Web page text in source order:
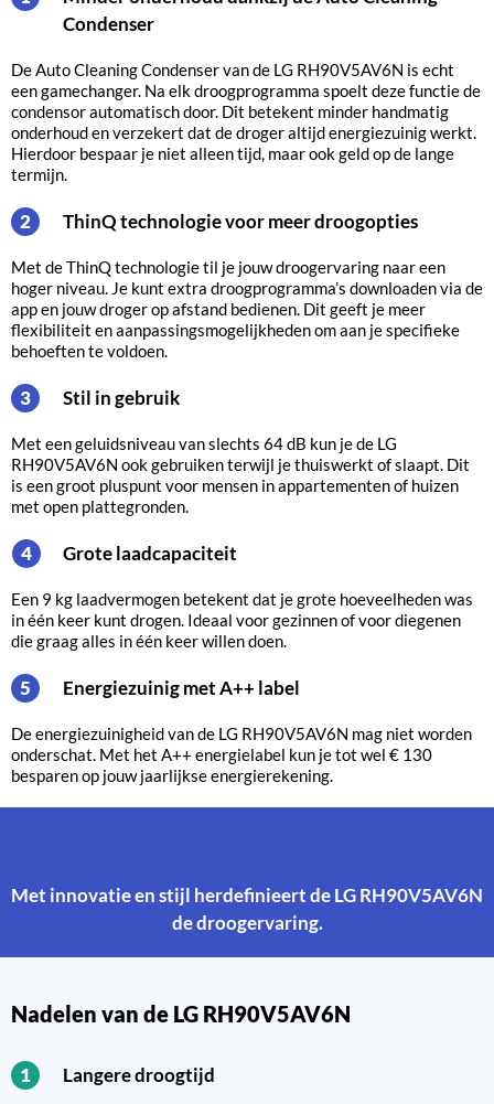
Condenser
De Auto Cleaning Condenser van de LG RH90V5AV6N is echt
een gamechanger. Na elk droogprogramma spoelt deze functie de
condensor automatisch door. Dit betekent minder handmatig
onderhoud en verzekert dat de droger altijd energiezuinig werkt.
Hierdoor bespaar je niet alleen tijd, maar ook geld op de lange
termijn.
2 ThinQ technologie voor meer droogopties
Met de ThinQ technologie til je jouw droogervaring naar een
hoger niveau. Je kunt extra droogprogramma’s downloaden via de
app en jouw droger op afstand bedienen. Dit geeft je meer
flexibiliteit en aanpassingsmogelijkheden om aan je specifieke
behoeften te voldoen.
3 Stil in gebruik
Met een geluidsniveau van slechts 64 dB kun je de LG
RH90V5AV6N ook gebruiken terwijl je thuiswerkt of slaapt. Dit
is een groot pluspunt voor mensen in appartementen of huizen
met open plattegronden.
4 Grote laadcapaciteit
Een 9 kg laadvermogen betekent dat je grote hoeveelheden was
in één keer kunt drogen. Ideaal voor gezinnen of voor diegenen
die graag alles in één keer willen doen.
5 Energiezuinig met A++ label
De energiezuinigheid van de LG RH90V5AV6N mag niet worden
onderschat. Met het A++ energielabel kun je tot wel € 130
besparen op jouw jaarlijkse energierekening.
Met innovatie en stijl herdefinieert de LG RH90V5AV6N
de droogervaring.
Nadelen van de LG RH90V5AV6N
1 Langere droogtijd